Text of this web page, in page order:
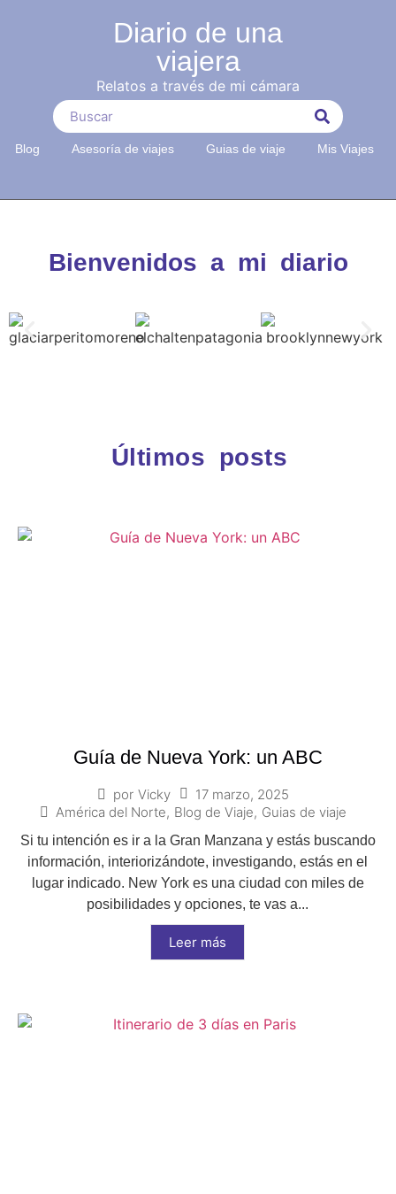
Diario de una
viajera
Relatos a través de mi cámara
Blog Asesoría de viajes Guias de viaje Mis Viajes
Bienvenidos a mi diario
Últimos posts
Guía de Nueva York: un ABC
por Vicky
17 marzo, 2025
América del Norte, Blog de Viaje, Guias de viaje
Si tu intención es ir a la Gran Manzana y estás buscando
información, interiorizándote, investigando, estás en el
lugar indicado. New York es una ciudad con miles de
posibilidades y opciones, te vas a...
Leer más